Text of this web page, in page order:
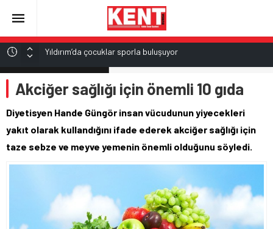
Yıldırım’da çocuklar sporla buluşuyor
Şehir Hastanesi’nde otopark sorunu çözülüyor
Otomotiv ihracatı temmuzda 3,6 milyar dolara ulaştı
Bursa Şehir Hastanesi’ne tescil
6.519,97
BİST
13.798,82
47,7025
Akciğer sağlığı için önemli 10 gıda
Diyetisyen Hande Güngör insan vücudunun yiyecekleri
yakıt olarak kullandığını ifade ederek akciğer sağlığı için
taze sebze ve meyve yemenin önemli olduğunu söyledi.